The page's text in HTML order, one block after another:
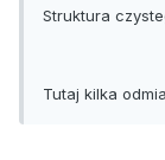
Struktura
Tutaj kilka